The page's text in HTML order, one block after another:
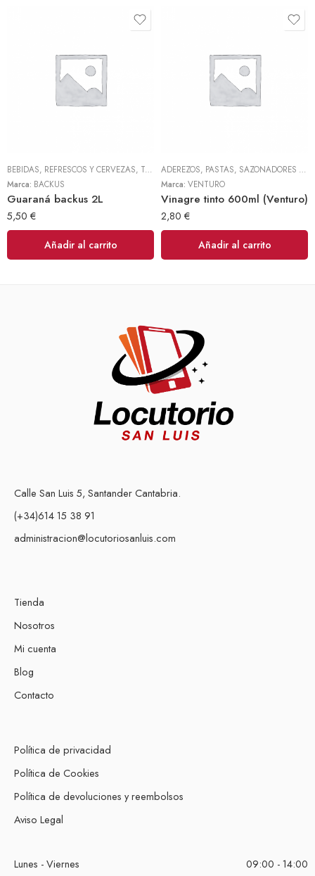
BEBIDAS, REFRESCOS Y CERVEZAS, TODOS
Marca: BACKUS
Guaraná backus 2L
5,50 €
Añadir al carrito
ADEREZOS, PASTAS, SAZONADORES Y CONDIMENTOS
Marca: VENTURO
Vinagre tinto 600ml (Venturo)
2,80 €
Añadir al carrito
Calle San Luis 5, Santander Cantabria.
(+34)614 15 38 91
administracion@locutoriosanluis.com
Tienda
Nosotros
Mi cuenta
Blog
Contacto
Política de privacidad
Política de Cookies
Política de devoluciones y reembolsos
Aviso Legal
Lunes - Viernes
09:00 - 14:00